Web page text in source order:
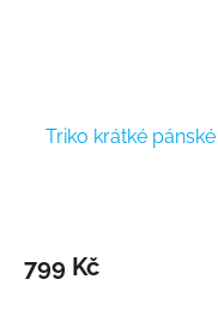
Triko krátké
799 Kč